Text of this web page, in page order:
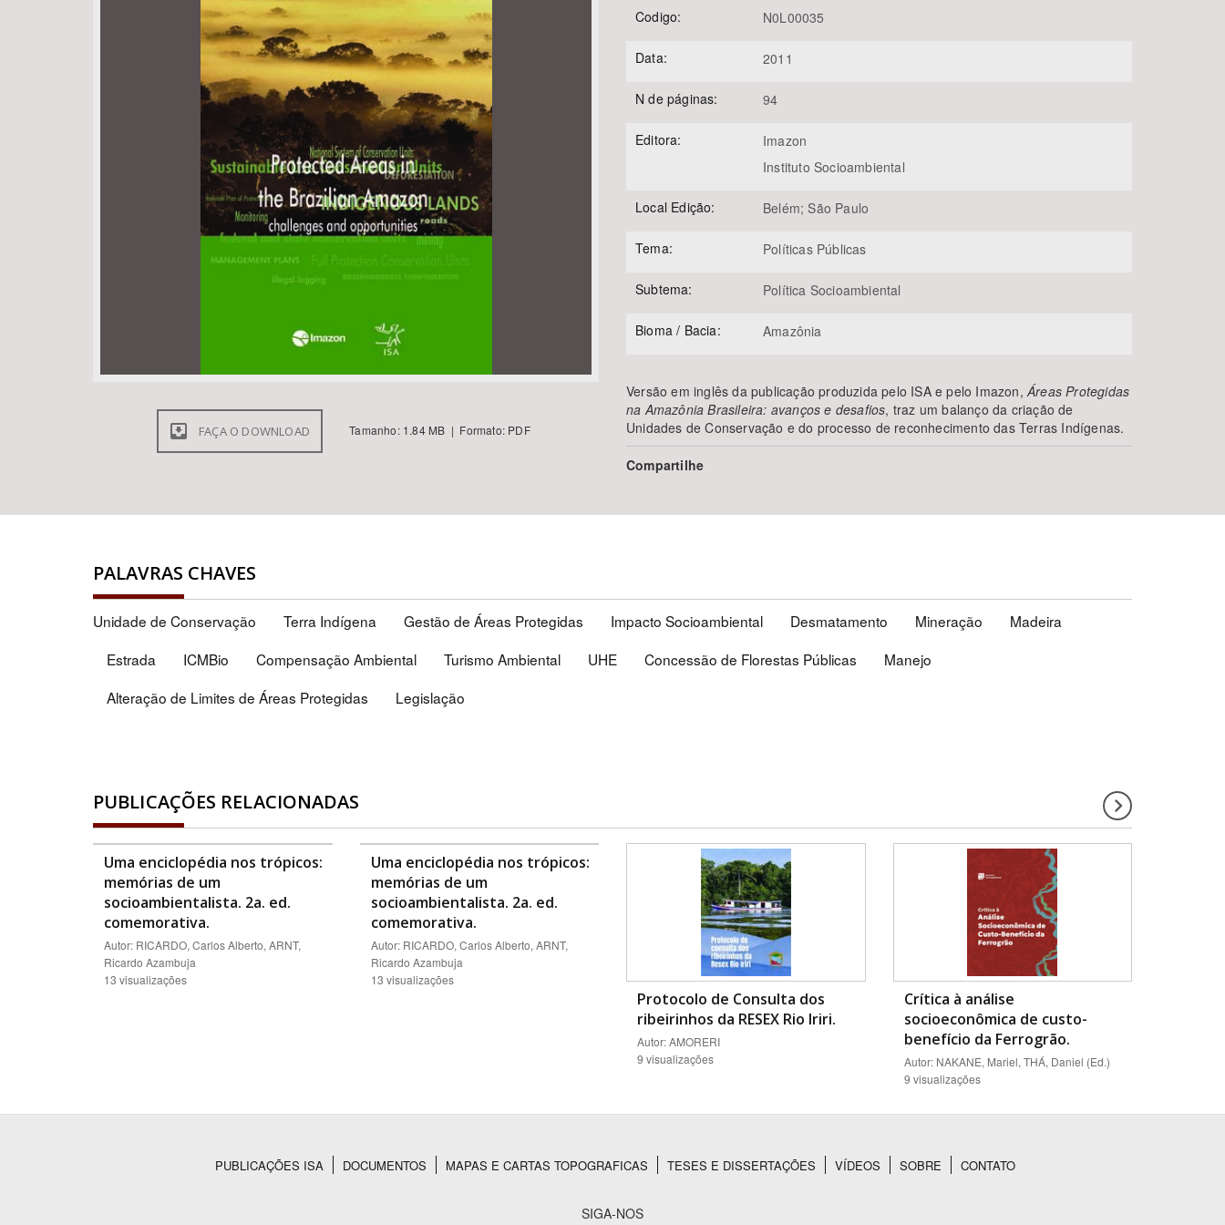
Área de Levantamento
FAÇA O DOWNLOAD Tamanho: 1.84 MB | Formato: PDF
Codigo: N0L00035
Data: 2011
N de páginas: 94
Editora:
Imazon
Instituto Socioambiental
Local Edição: Belém; São Paulo
Tema: Políticas Públicas
Subtema: Política Socioambiental
Bioma / Bacia: Amazônia
Versão em inglês da publicação produzida pelo ISA e pelo Imazon,Áreas Protegidas
na Amazônia Brasileira: avanços e desafios, traz um balanço da criação de
Unidades de Conservação e do processo de reconhecimento das Terras Indígenas.
Compartilhe
PALAVRAS CHAVES
Unidade de Conservação Terra Indígena Gestão de Áreas Protegidas Impacto Socioambiental Desmatamento Mineração
Madeira
Estrada
ICMBio Compensação Ambiental Turismo Ambiental UHE Concessão de Florestas Públicas
Manejo
Alteração de Limites de Áreas Protegidas
Legislação
PUBLICAÇÕES RELACIONADAS
Uma enciclopédia nos trópicos:
memórias de um
socioambientalista. 2a. ed.
comemorativa.
Autor: RICARDO, Carlos Alberto, ARNT,
Ricardo Azambuja
13 visualizações
Uma enciclopédia nos trópicos:
memórias de um
socioambientalista. 2a. ed.
comemorativa.
Autor: RICARDO, Carlos Alberto, ARNT,
Ricardo Azambuja
13 visualizações
Protocolo de Consulta dos
ribeirinhos da RESEX Rio Iriri.
Autor: AMORERI
9 visualizações
Crítica à análise
socioeconômica de custo-
benefício da Ferrogrão.
Autor: NAKANE, Mariel, THÁ, Daniel (Ed.)
9 visualizações
PUBLICAÇÕES ISA DOCUMENTOS MAPAS E CARTAS TOPOGRAFICAS TESES E DISSERTAÇÕES VÍDEOS SOBRE CONTATO
SIGA-NOS